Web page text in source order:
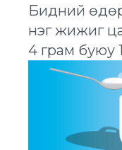
Бидний
нэг жижиг
4 грам буюу